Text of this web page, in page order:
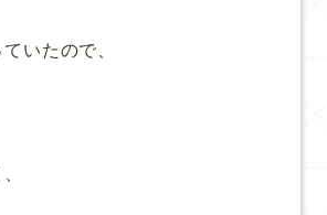
いたので、